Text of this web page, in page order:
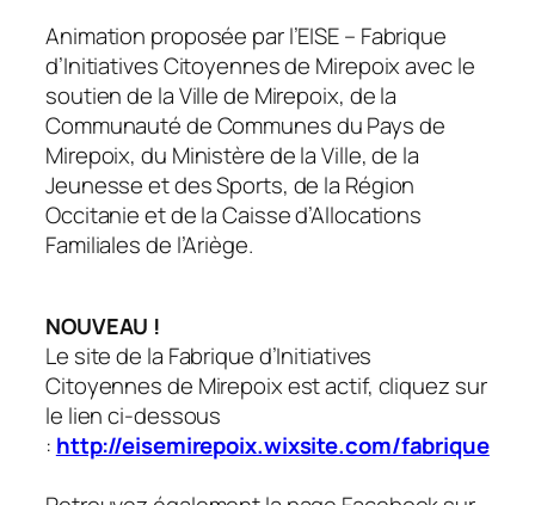
Animation proposée par l’EISE – Fabrique
d’Initiatives Citoyennes de Mirepoixavec le
soutien de la Ville de Mirepoix, de la
Communauté de Communes du Pays de
Mirepoix, du Ministère de la Ville, de la
Jeunesse et des Sports, de la Région
Occitanie et de la Caisse d’Allocations
Familiales de l’Ariège.
NOUVEAU !
Le site de la Fabrique d’Initiatives
Citoyennes de Mirepoix est actif, cliquez sur
le lien ci-dessous
: http://eisemirepoix.wixsite.com/fabrique